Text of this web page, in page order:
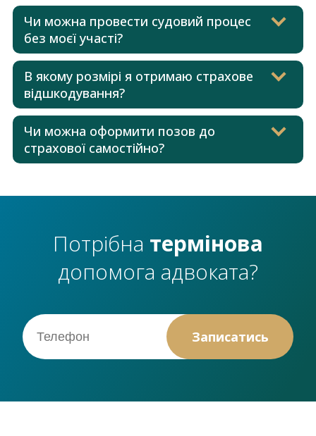
Чи можна провести судовий процес
без моєї участі?
В якому розмірі я отримаю страхове
відшкодування?
Чи можна оформити позов до
страхової самостійно?
Потрібна термінова
допомога адвоката?